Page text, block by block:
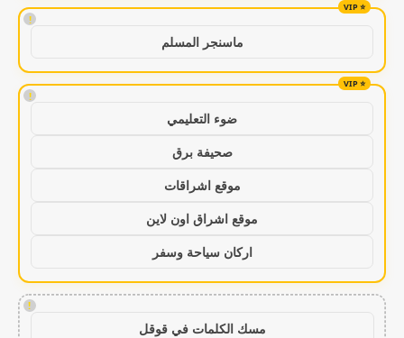
!
ماسنجر المسلم
!
ضوء التعليمي
صحيفة برق
موقع اشراقات
موقع اشراق اون لاين
اركان سياحة وسفر
!
مسك الكلمات في قوقل